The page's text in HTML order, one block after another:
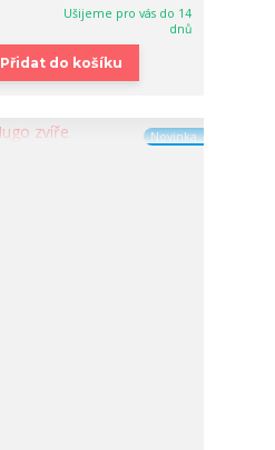
Ušijeme pro vás do 14
dnů
Přidat do košíku
Novinka